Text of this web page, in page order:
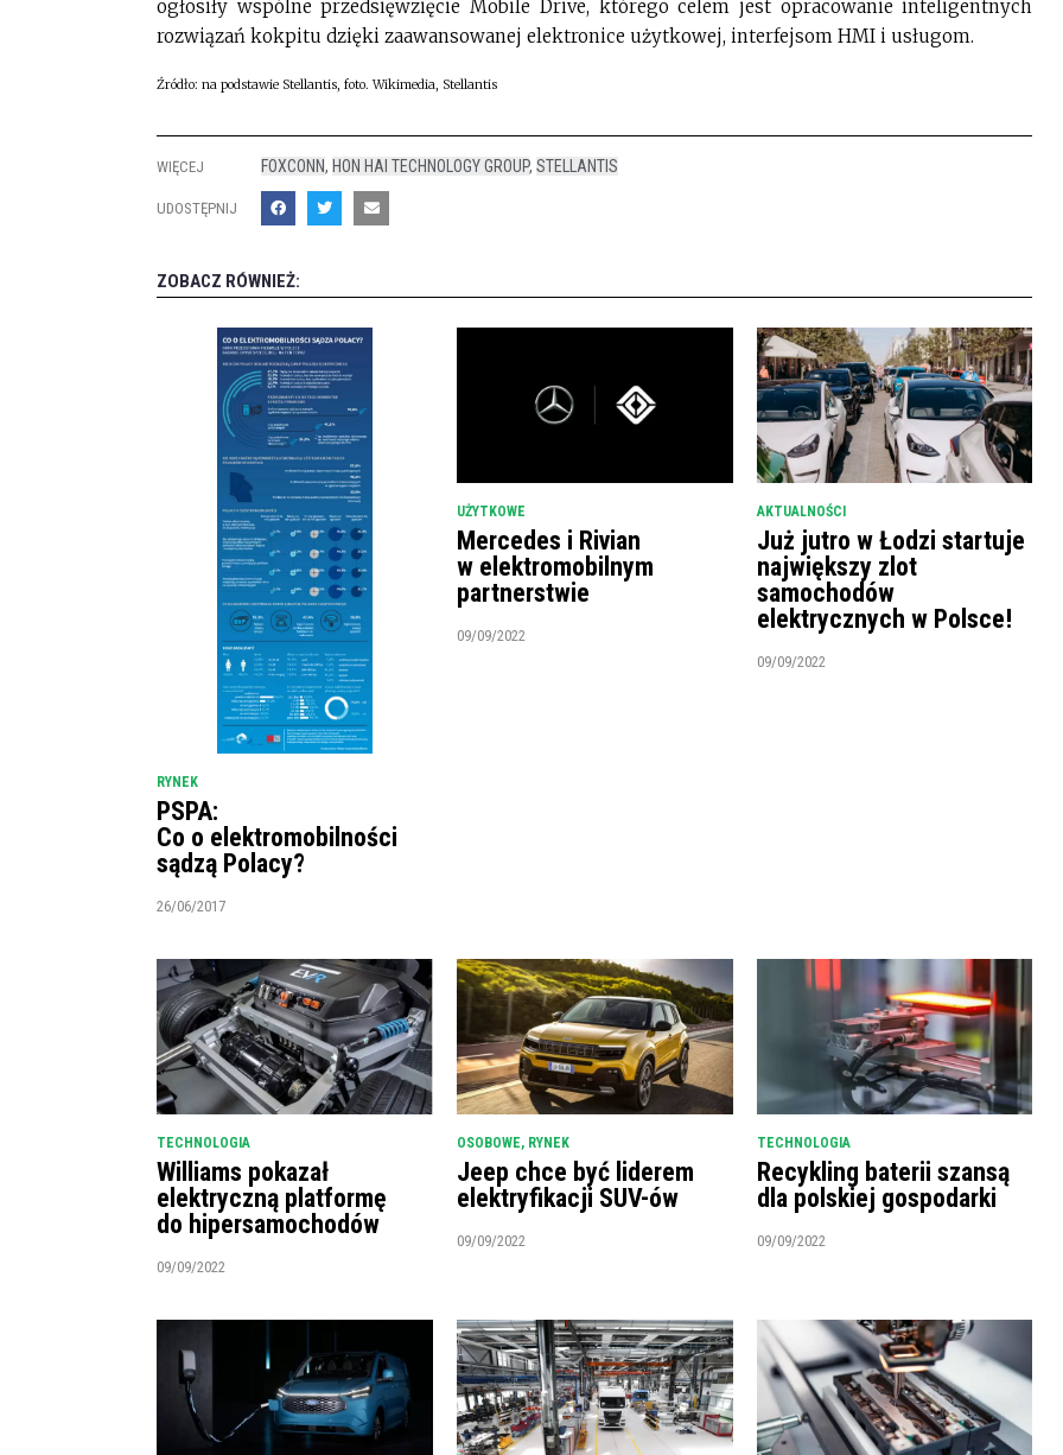
ogłosiły wspólne przedsięwzięcie Mobile Drive, którego celem jest opracowanie inteligentnych
rozwiązań kokpitu dzięki zaawansowanej elektronice użytkowej, interfejsom HMI i usługom.
Źródło: na podstawie Stellantis, foto. Wikimedia, Stellantis
WIĘCEJ FOXCONN, HON HAI TECHNOLOGY GROUP, STELLANTIS
UDOSTĘPNIJ
ZOBACZ RÓWNIEŻ:
RYNEK
PSPA:
Co o elektromobilności
sądzą Polacy?
26/06/2017
UŻYTKOWE
Mercedes i Rivian
w elektromobilnym
partnerstwie
09/09/2022
AKTUALNOŚCI
Już jutro w Łodzi startuje
największy zlot
samochodów
elektrycznych w Polsce!
09/09/2022
TECHNOLOGIA
Williams pokazał
elektryczną platformę
do hipersamochodów
09/09/2022
OSOBOWE, RYNEK
Jeep chce być liderem
elektryfikacji SUV-ów
09/09/2022
TECHNOLOGIA
Recykling baterii szansą
dla polskiej gospodarki
09/09/2022